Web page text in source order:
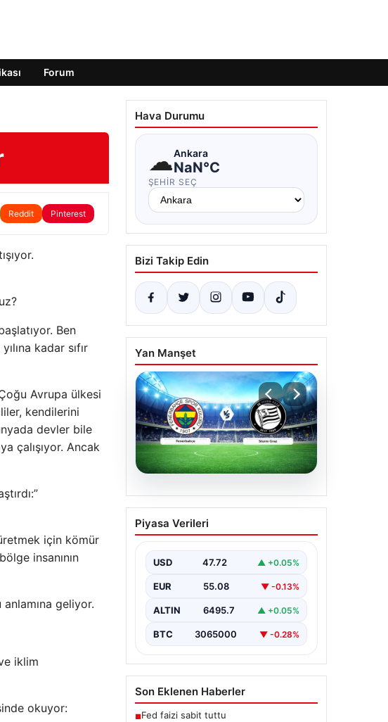
Forum
Reddit Pinterest
Ben
kadar sıfır
Avrupa ülkesi
kendilerini
devler bile
çalışıyor. Ancak
için kömür
insanının
geliyor.
iklim
okuyor:
Hava Durumu
☁Ankara
NaN°C
ŞEHIR SEÇ
Bizi Takip Edin
Yan Manşet
05.08.2026
CANLI | Fenerbahçe –
Sturm Graz Canlı Maç
Piyasa Verileri
USD 47.72 ▲ +0.05%
EUR 55.08 ▼ -0.13%
ALTIN 6495.7 ▲ +0.05%
BTC 3065000 ▼ -0.28%
Son Eklenen Haberler
■Fed faizi sabit tuttu